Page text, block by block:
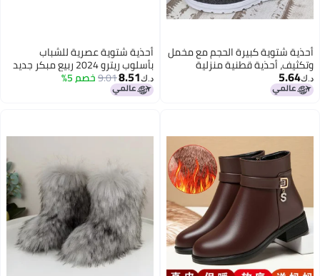
أحذية شتوية كبيرة الحجم مع مخمل
وتكثيف، أحذية قطنية منزلية
بسيطة ومريحة
د.ك‏5.64
أحذية شتوية عصرية للشباب
بأسلوب ريترو 2024 ربيع مبكر جديد
بأسلوب كوري موضة ببطانة
سميكة دافئة أحذية ثلجية سهلة
د.ك‏8.51
9.01خصم 5%